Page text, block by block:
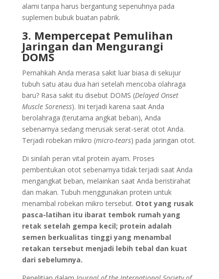
alami tanpa harus bergantung sepenuhnya pada
suplemen bubuk buatan pabrik.
3. Mempercepat Pemulihan
Jaringan dan Mengurangi
DOMS
Pernahkah Anda merasa sakit luar biasa di sekujur
tubuh satu atau dua hari setelah mencoba olahraga
baru? Rasa sakit itu disebut DOMS (Delayed Onset
Muscle Soreness). Ini terjadi karena saat Anda
berolahraga (terutama angkat beban), Anda
sebenarnya sedang merusak serat-serat otot Anda.
Terjadi robekan mikro (micro-tears) pada jaringan otot.
Di sinilah peran vital protein ayam. Proses
pembentukan otot sebenarnya tidak terjadi saat Anda
mengangkat beban, melainkan saat Anda beristirahat
dan makan. Tubuh menggunakan protein untuk
menambal robekan mikro tersebut. Otot yang rusak
pasca-latihan itu ibarat tembok rumah yang
retak setelah gempa kecil; protein adalah
semen berkualitas tinggi yang menambal
retakan tersebut menjadi lebih tebal dan kuat
dari sebelumnya.